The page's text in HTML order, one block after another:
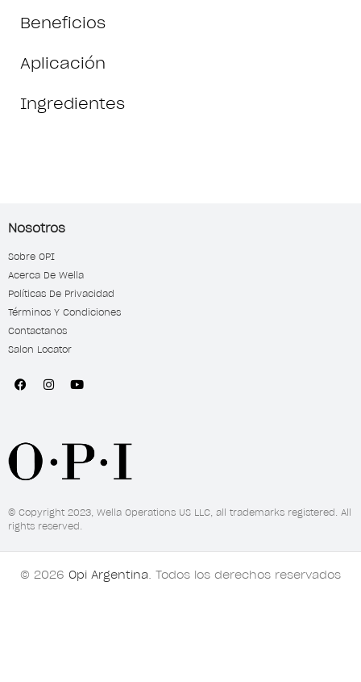
Beneficios
Aplicación
Ingredientes
Nosotros
Sobre OPI
Acerca De Wella
Políticas De Privacidad
Términos Y Condiciones
Contactanos
Salon Locator
© Copyright 2023, Wella Operations US LLC, all trademarks registered. All
rights reserved.
© 2026 Opi Argentina. Todos los derechos reservados